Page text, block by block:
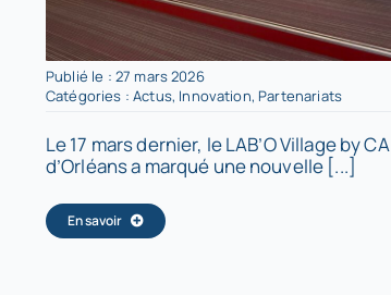
Publié le : 27 mars 2026
Catégories :Actus, Innovation, Partenariats
Le 17 mars dernier, le LAB’O Village by CA
d’Orléans a marqué une nouvelle [...]
En savoir